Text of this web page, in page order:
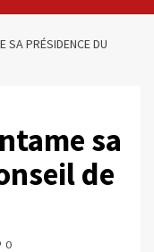
SA PRÉSIDENCE DU
sa
de
0